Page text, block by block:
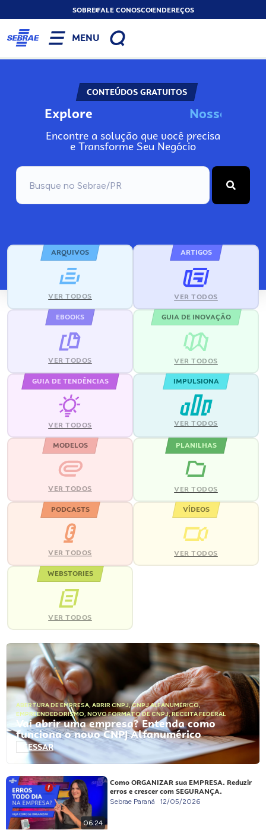
SOBREFALE CONOSCOENDEREÇOS
MENU
CONTEÚDOS GRATUITOS
Explore No
Encontre a solução que você precisa
e Transforme Seu Negócio
ARQUIVOS
VER TODOS
ARTIGOS
VER TODOS
EBOOKS
VER TODOS
GUIA DE INOVAÇÃO
VER TODOS
GUIA DE TENDÊNCIAS
VER TODOS
IMPULSIONA
VER TODOS
MODELOS
VER TODOS
PLANILHAS
VER TODOS
PODCASTS
VER TODOS
VÍDEOS
VER TODOS
WEBSTORIES
VER TODOS
ABERTURA DE EMPRESA, ABRIR CNPJ,CNPJ ALFANUMÉRICO,
EMPREENDEDORISMO, NOVO FORMATO DE CNPJ,RECEITA FEDERAL
Vai abrir uma empresa? Entenda como
funciona o novo CNPJ Alfanumérico
ACESSAR
06:24
Como ORGANIZAR sua EMPRESA. Reduzir
erros e crescer com SEGURANÇA.
Sebrae Paraná 12/05/2026